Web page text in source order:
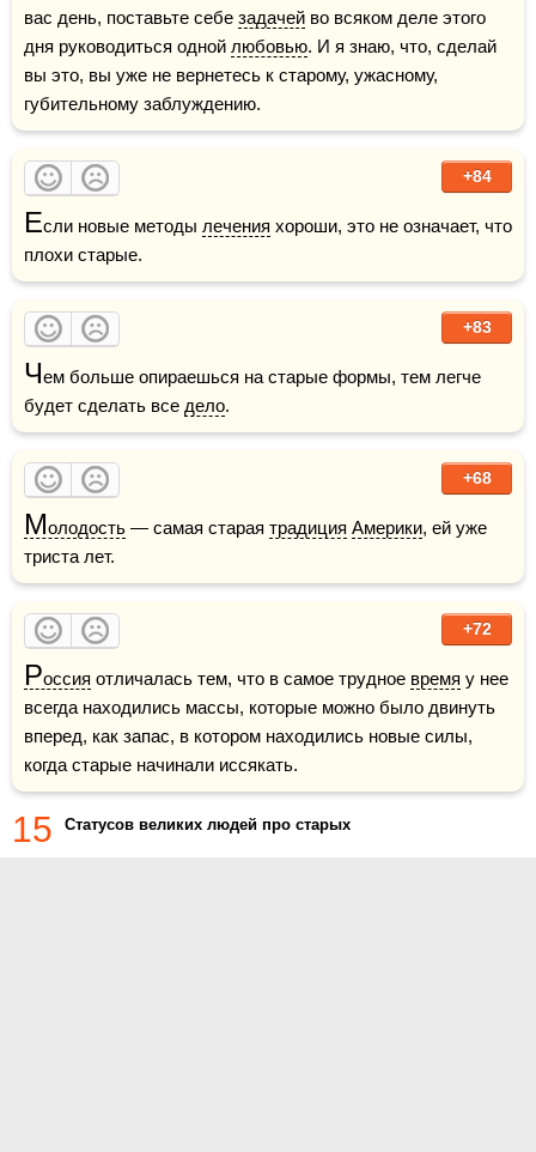
вас день, поставьте себе задачей во всяком деле этого
дня руководиться одной любовью. И я знаю, что, сделай
вы это, вы уже не вернетесь к старому, ужасному,
губительному заблуждению.
+84
Если новые методы лечения хороши, это не означает, что
плохи старые.
+83
Чем больше опираешься на старые формы, тем легче
будет сделать все дело.
+68
Молодость — самая старая традиция Америки, ей уже
триста лет.
+72
Россия отличалась тем, что в самое трудное время у нее
всегда находились массы, которые можно было двинуть
вперед, как запас, в котором находились новые силы,
когда старые начинали иссякать.
15 Статусов великих людей про старых